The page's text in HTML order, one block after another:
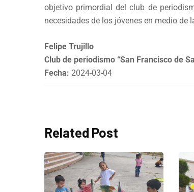
objetivo primordial del club de
necesidades de los jóvenes en medio de
Felipe Trujillo
Club de periodismo “San Francisco de
Fecha: 2024-03-04
Related Post